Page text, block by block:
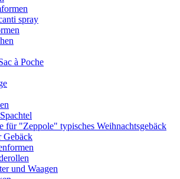
spray
à Poche
für "Zeppole" typisches Weihnachtsgebäck
Gebäck
und Waagen